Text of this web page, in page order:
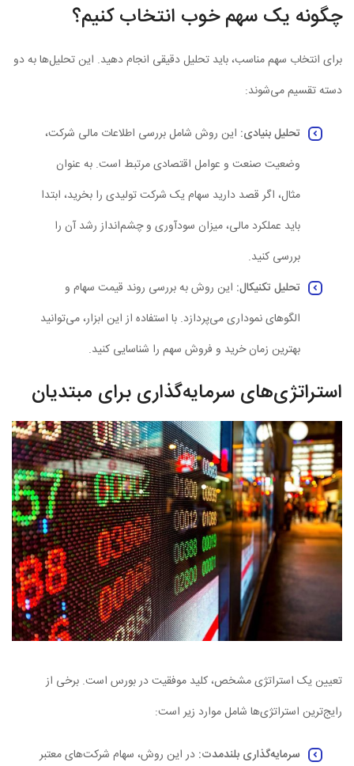
چگونه یک سهم خوب انتخاب کنیم؟
برای انتخاب سهم مناسب، باید تحلیل دقیقی انجام دهید. این تحلیل‌ها به دو
دسته تقسیم می‌شوند:
تحلیل بنیادی: این روش شامل بررسی اطلاعات مالی شرکت،
وضعیت صنعت و عوامل اقتصادی مرتبط است. به عنوان
مثال، اگر قصد دارید سهام یک شرکت تولیدی را بخرید، ابتدا
باید عملکرد مالی، میزان سودآوری و چشم‌انداز رشد آن را
بررسی کنید.
تحلیل تکنیکال: این روش به بررسی روند قیمت سهام و
الگوهای نموداری می‌پردازد. با استفاده از این ابزار، می‌توانید
بهترین زمان خرید و فروش سهم را شناسایی کنید.
استراتژی‌های سرمایه‌گذاری برای مبتدیان
تعیین یک استراتژی مشخص، کلید موفقیت در بورس است. برخی از
رایج‌ترین استراتژی‌ها شامل موارد زیر است:
سرمایه‌گذاری بلندمدت: در این روش، سهام شرکت‌های معتبر